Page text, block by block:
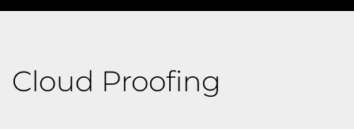
Cloud Proofing